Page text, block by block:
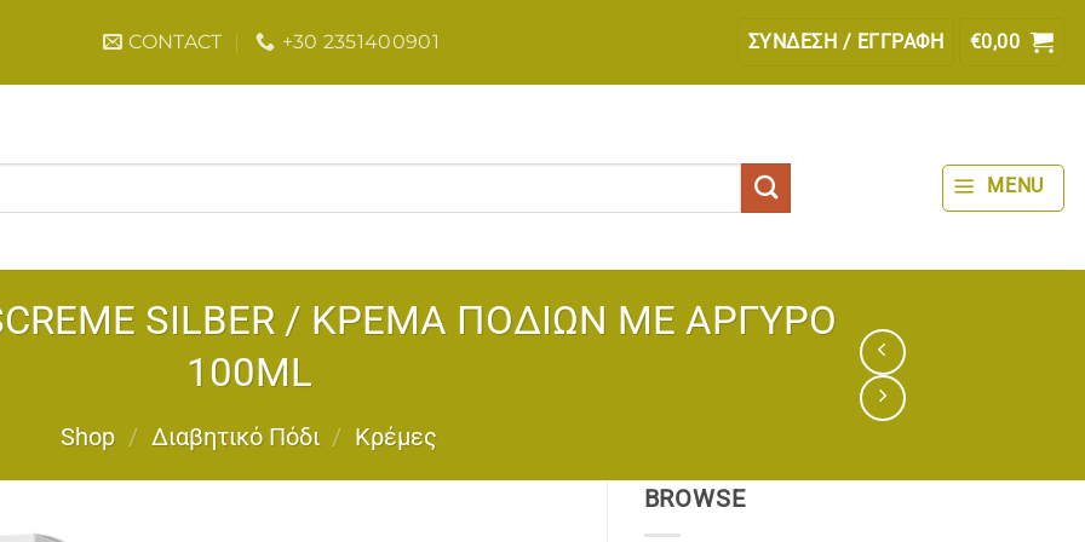
CONTACT +30 2351400901 ΣΎΝΔΕΣΗ / ΕΓΓΡΑΦΉ €0,00
MENU
SILBER / ΚΡΕΜΑ ΠΟΔΙΩΝ ΜΕ ΑΡΓΥΡΟ
100ML
Shop / Διαβητικό Πόδι / Κρέμες
BROWSE